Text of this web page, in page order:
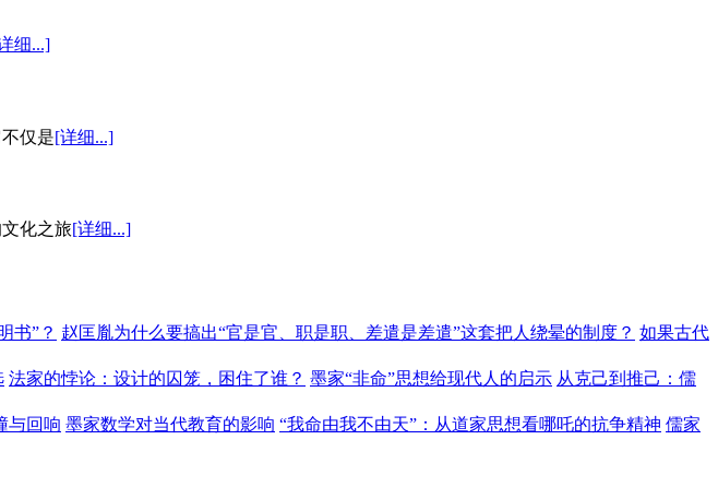
细...]
仅是[详细...]
化之旅[详细...]
书”？ 赵匡胤为什么要搞出“官是官、职是职、差遣是差遣”这套把人绕晕的制度？ 如果古代
法家的悖论：设计的囚笼，困住了谁？ 墨家“非命”思想给现代人的启示 从克己到推己：儒
与回响 墨家数学对当代教育的影响 “我命由我不由天”：从道家思想看哪吒的抗争精神 儒家